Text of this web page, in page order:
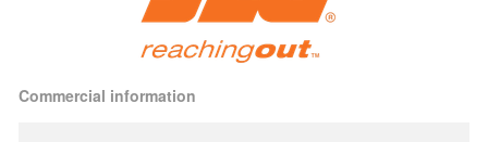
Commercial information